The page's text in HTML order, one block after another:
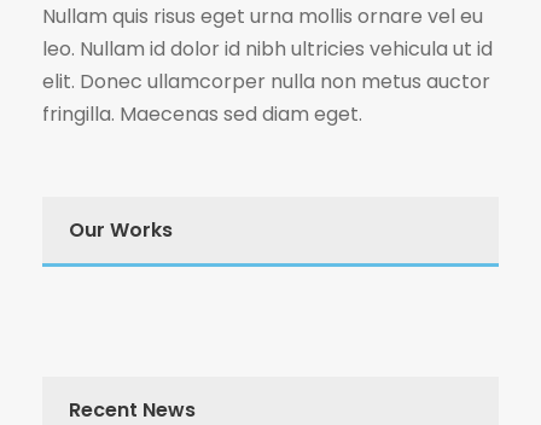
Nullam quis risus eget urna mollis ornare vel eu
leo. Nullam id dolor id nibh ultricies vehicula ut id
elit. Donec ullamcorper nulla non metus auctor
fringilla. Maecenas sed diam eget.
Our Works
Recent News